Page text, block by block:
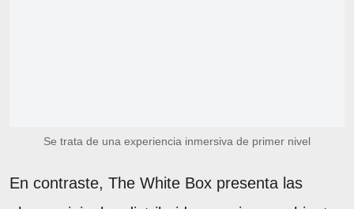
Se trata de una experiencia inmersiva de primer nivel
En contraste, The White Box presenta las